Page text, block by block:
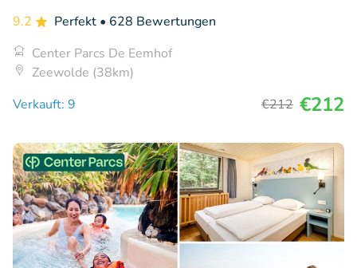
9.2 Perfekt • 628 Bewertungen
Center Parcs De Eemhof
Zeewolde (38km)
Verkauft: 9
€212 €212